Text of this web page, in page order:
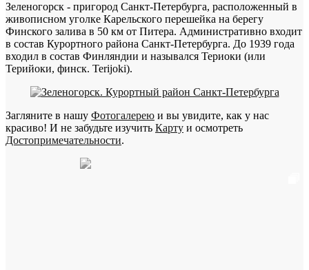
Зеленогорск - пригород Санкт-Петербурга, расположенный в
живописном уголке Карельского перешейка на берегу
Финского залива в 50 км от Питера. Административно входит
в состав Курортного района Санкт-Петербурга. До 1939 года
входил в состав Финляндии и назывался Териоки (или
Терийоки, финск. Terijoki).
Загляните в нашу Фотогалерею и вы увидите, как у нас
красиво! И не забудьте изучить Карту и осмотреть
Достопримечательности.